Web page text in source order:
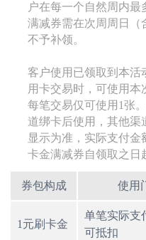
户在每一个自然周内
满减券需在次周周日（
不予补领。
客户使用已领取到本活
用卡交易时，可使用本
每笔交易仅可使用1张
道绑卡后使用，其他渠
显示为准，实际支付金
卡金满减券自领取之日
券包构成 使用
1元刷卡金
单笔实际支
可抵扣